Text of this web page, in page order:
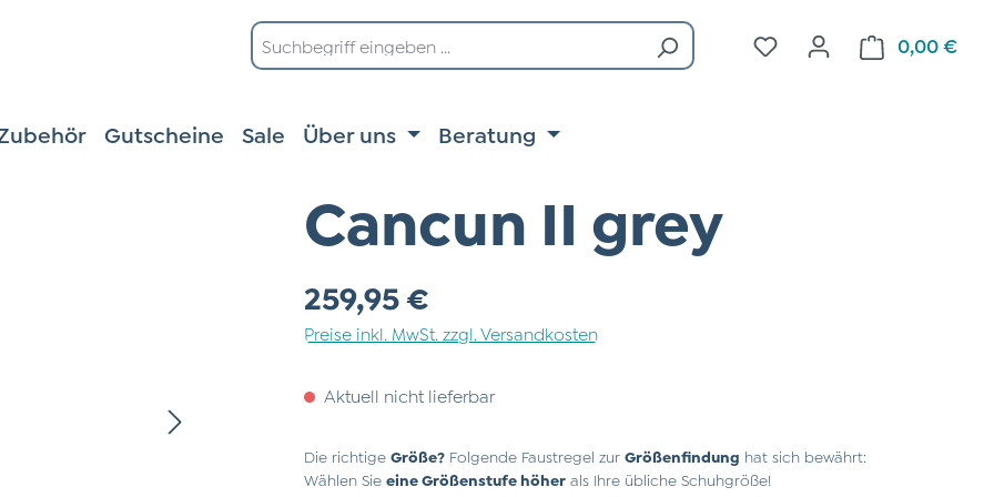
Du hast 0 Produkte auf
0,00 €
Gutscheine Sale Über uns Beratung
Cancun II grey
Regulärer Preis:
259,95 €
Preise inkl. MwSt. zzgl. Versandkosten
Aktuell nicht lieferbar
Die richtige Größe? Folgende Faustregel zur Größenfindung hat sich bewährt:
Wählen Sie eine Größenstufe höher als Ihre übliche Schuhgröße!